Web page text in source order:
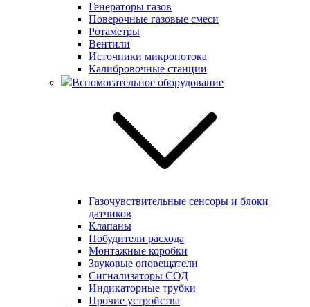
Генераторы газов
Поверочные газовые смеси
Ротаметры
Вентили
Источники микропотока
Калибровочные станции
Вспомогательное оборудование
Газочувствительные сенсоры и блоки
датчиков
Клапаны
Побудители расхода
Монтажные коробки
Звуковые оповещатели
Сигнализаторы СОД
Индикаторные трубки
Прочие устройства